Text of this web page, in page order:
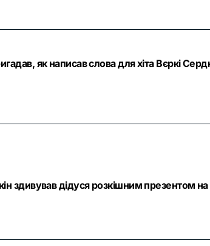
як написав слова для хіта Вєркі
здивував дідуся розкішним презентом на